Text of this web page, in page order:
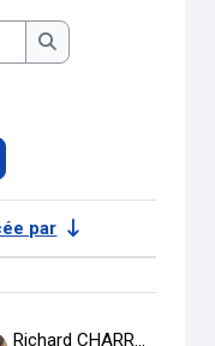
Recherche (forums)
Recherche (forums)
2
par
Richard CHARRON